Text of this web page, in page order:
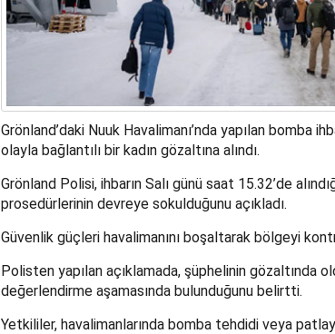
Grönland’daki Nuuk Havalimanı’nda yapılan bomba
olayla bağlantılı bir kadın gözaltına alındı.
Grönland Polisi, ihbarın Salı günü saat 15.32’de
prosedürlerinin devreye sokulduğunu açıkladı.
Güvenlik güçleri havalimanını boşaltarak bölgeyi
Polisten yapılan açıklamada, şüphelinin gözaltında
değerlendirme aşamasında bulunduğunu belirtti.
Yetkililer, havalimanlarında bomba tehdidi veya